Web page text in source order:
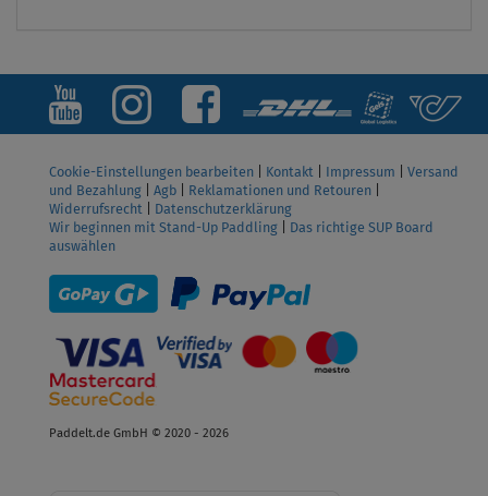
Cookie-Einstellungen bearbeiten Kontakt Impressum
Versand
und Bezahlung
Agb Reklamationen und Retouren
Widerrufsrecht
Datenschutzerklärung
Wir beginnen mit Stand-Up Paddling
Das richtige SUP Board
auswählen
Paddelt.de GmbH © 2020 - 2026